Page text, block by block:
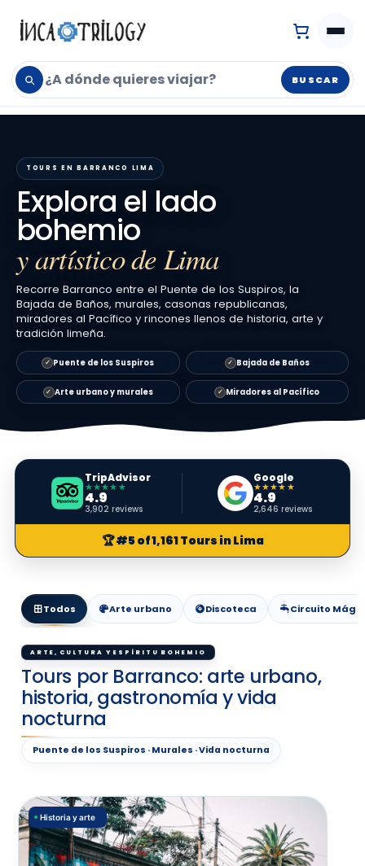
BUSCAR
TOURS EN BARRANCO LIMA
Explora el lado
bohemio
y artístico de Lima
Recorre Barranco entre el Puente de los Suspiros, la
Bajada de Baños, murales, casonas republicanas,
miradores al Pacífico y rincones llenos de historia, arte y
tradición limeña.
✓ Puente de los Suspiros ✓ Bajada de Baños
✓ Arte urbano y murales ✓ Miradores al Pacífico
TripAdvisor
★★★★★
4.9
3,902 reviews
Google
★★★★★
4.9
2,646 reviews
🏆 #5 of 1,161 Tours in Lima
Todos Arte urbano Discoteca Circuito
ARTE, CULTURA Y ESPÍRITU BOHEMIO
Tours por Barranco: arte urbano,
historia, gastronomía y vida
nocturna
Puente de los Suspiros · Murales · Vida nocturna
Historia y arte